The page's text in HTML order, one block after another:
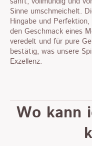
Sinne umschmeichelt.
Hingabe und
den Geschmack eines
veredelt und für pure
bestätig, was unsere
Exzellenz.
Wo kann